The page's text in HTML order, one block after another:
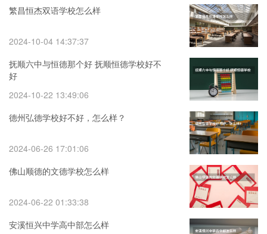
繁昌恒杰双语学校怎么样
2024-10-04 14:37:37
抚顺六中与恒德那个好 抚顺恒德学校好不
好
2024-10-22 13:49:06
德州弘德学校好不好，怎么样？
2024-06-26 17:01:06
佛山顺德的文德学校怎么样
2024-06-22 01:33:38
安溪恒兴中学高中部怎么样